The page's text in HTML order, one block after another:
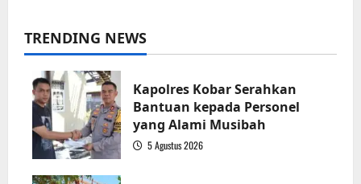
TRENDING NEWS
Kapolres Kobar Serahkan
Bantuan kepada Personel
yang Alami Musibah
5 Agustus 2026